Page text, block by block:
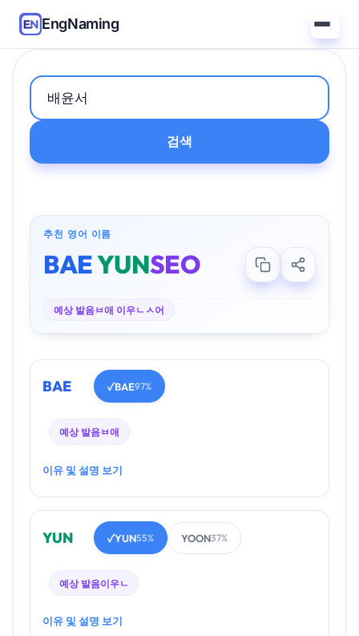
EngNaming
검색
추천 영어 이름
BAEYUNSEO
예상 발음ㅂ애 이우ㄴㅅ어
BAE ✓BAE97%
예상 발음ㅂ애
이유 및 설명 보기
YUN ✓YUN55% YOON37%
예상 발음이우ㄴ
이유 및 설명 보기